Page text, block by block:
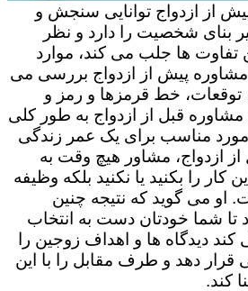
از ازدواج توانایی سنجش و
بنای شخصیت را دارد و نظر
تفاوت ها جلب می کند، موارد
پیش از ازدواج بررسی می
توقعات، خط قرمزها و رمز و
قبل از ازدواج به طور کلی
مناسب برای یک عمر زندگی
ازدواج، مشاور هیچ وقت به
را بکنید یا نکنید بلکه وظیفه
او می گوید که نتیجه چنین
تا شما خودتان دست به انتخاب
کند دیدگاه ها و اهداف زوجین را
دهد و طرف مقابل را با این
کند.